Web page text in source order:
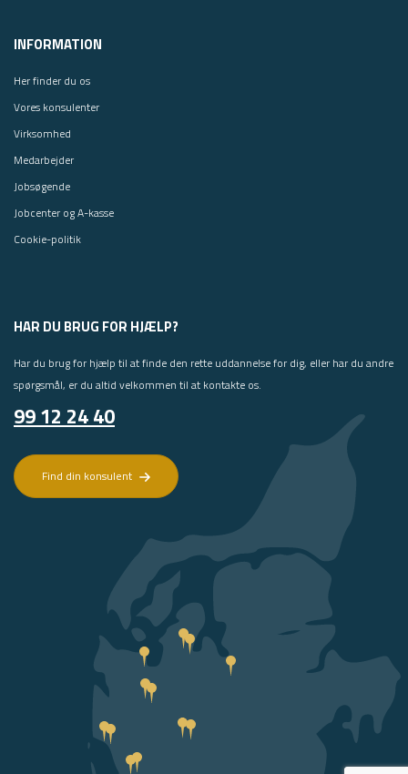
INFORMATION
Her finder du os
Vores konsulenter
Virksomhed
Medarbejder
Jobsøgende
Jobcenter og A-kasse
Cookie-politik
HAR DU BRUG FOR HJÆLP?
Har du brug for hjælp til at finde den rette uddannelse for dig, eller har du andre
spørgsmål, er du altid velkommen til at kontakte os.
99 12 24 40
Find din konsulent